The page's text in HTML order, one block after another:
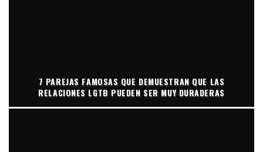
7 PAREJAS FAMOSAS QUE DEMUESTRAN QUE LAS
RELACIONES LGTB PUEDEN SER MUY DURADERAS